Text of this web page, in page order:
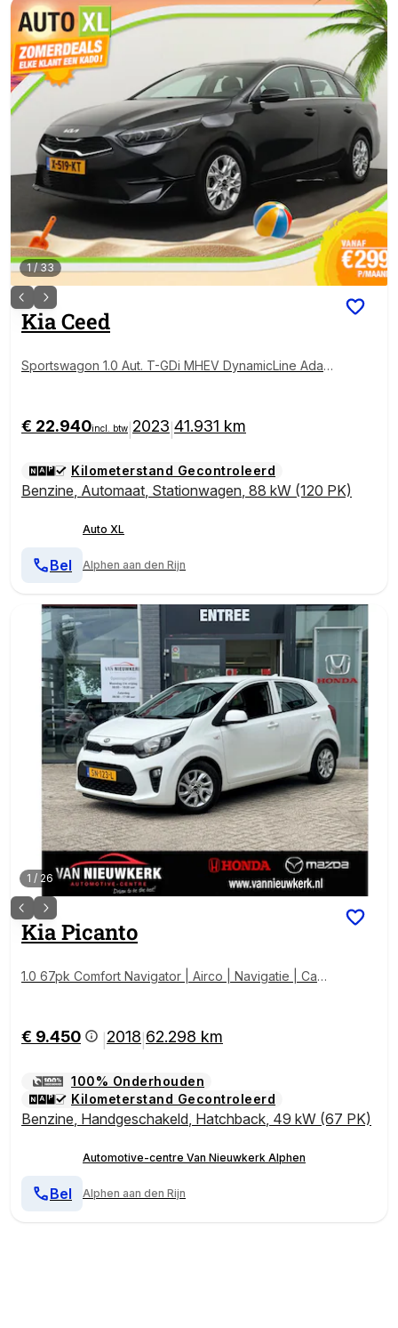
1/33
KiaCeed
Sportswagon 1.0 Aut. T-GDi MHEV DynamicLine Adap
€ 22.940incl. btw 2023 41.931 km
Kilometerstand Gecontroleerd
Benzine, Automaat, Stationwagen, 88 kW (120 PK)
Auto XL
Alphen aan den Rijn
Bel
1 / 26
KiaPicanto
1.0 67pk Comfort Navigator | Airco | Navigatie | Cam
€ 9.450 2018 62.298 km
100% Onderhouden
Kilometerstand Gecontroleerd
Benzine, Handgeschakeld, Hatchback, 49 kW (67 PK)
Automotive-centre Van Nieuwkerk Alphen
Alphen aan den Rijn
Bel